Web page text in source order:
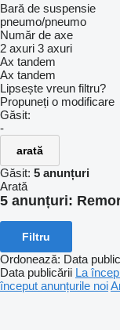
Bară de suspensie
pneumo/pneumo
Număr de axe
2 axuri 3 axuri
Ax tandem
Ax tandem
Lipsește vreun filtru?
Propuneți o modificare
Găsit:
-
arată
Găsit: 5 anunțuri
Arată
5 anunțuri:
Filtru
Ordonează: Data
Data publicării La
început anunțurile noi